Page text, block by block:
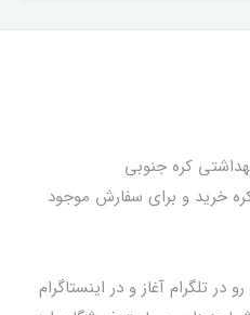
کره جنوبی
خرید و برای سفارش موجود
فعالیتمون رو در تلگرام آغاز و در اینستاگرام